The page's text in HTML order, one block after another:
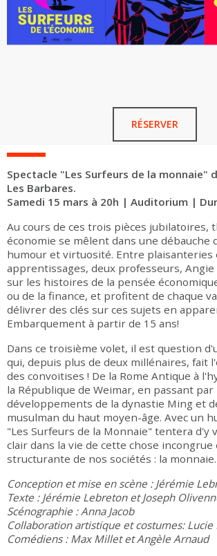
RÉSERVER
Spectacle "Les Surfeurs de la monnaie"
Les Barbares.
Samedi 15 mars à 20h | Auditorium |
Au cours de ces trois pièces jubilatoires,
économie se mêlent dans une débauche
humour et virtuosité. Entre plaisanteries
apprentissages, deux professeurs,
sur les histoires de la pensée
ou de la finance, et profitent de chaque
délivrer des clés sur ces sujets en
Embarquement à partir de 15 ans!
Dans ce troisième volet, il est question
qui, depuis plus de deux millénaires, fait
des convoitises ! De la Rome Antique à
la République de Weimar, en passant par
développements de la dynastie Ming et
musulman du haut moyen-âge. Avec un
"Les Surfeurs de la Monnaie" tentera d'y
clair dans la vie de cette chose
structurante de nos sociétés : la monnaie.
Conception et mise en scène : Jérémie
Texte : Jérémie Lebreton et Joseph
Scénographie : Anna Jacob
Collaboration artistique et costumes: Lucie
Comédiens : Max Millet et Angèle Arnaud